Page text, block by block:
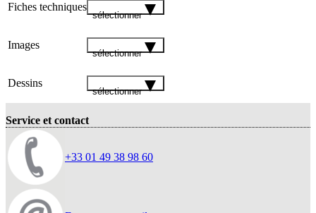
Fiches techniques
sélectionner
Images
sélectionner
Dessins
sélectionner
Service et contact
+33 01 49 38 98 60